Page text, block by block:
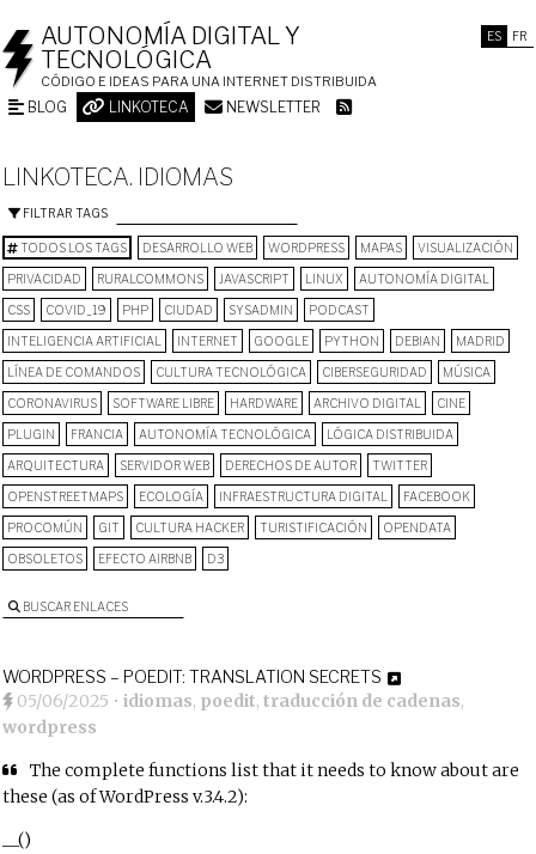
ES FR
AUTONOMÍA DIGITAL Y
TECNOLÓGICA
CÓDIGO E IDEAS PARA UNA INTERNET DISTRIBUIDA
BLOG LINKOTECA NEWSLETTER
LINKOTECA. IDIOMAS
FILTRAR TAGS
TODOS LOS TAGS DESARROLLO WEB WORDPRESS MAPAS VISUALIZACIÓN
PRIVACIDAD RURALCOMMONS JAVASCRIPT LINUX AUTONOMÍA DIGITAL
CSS COVID_19 PHP CIUDAD SYSADMIN PODCAST
INTELIGENCIA ARTIFICIAL INTERNET GOOGLE PYTHON DEBIAN MADRID
LÍNEA DE COMANDOS CULTURA TECNOLÓGICA CIBERSEGURIDAD MÚSICA
CORONAVIRUS SOFTWARE LIBRE HARDWARE ARCHIVO DIGITAL CINE
PLUGIN FRANCIA AUTONOMÍA TECNOLÓGICA LÓGICA DISTRIBUIDA
ARQUITECTURA SERVIDOR WEB DERECHOS DE AUTOR TWITTER
OPENSTREETMAPS ECOLOGÍA INFRAESTRUCTURA DIGITAL FACEBOOK
PROCOMÚN GIT CULTURA HACKER TURISTIFICACIÓN OPENDATA
OBSOLETOS EFECTO AIRBNB D3
BUSCAR ENLACES
WORDPRESS – POEDIT: TRANSLATION SECRETS
05/06/2025 •idiomas, poedit,traducción de cadenas,
wordpress
The complete functions list that it needs to know about are
these (as of WordPress v.3.4.2):
__()